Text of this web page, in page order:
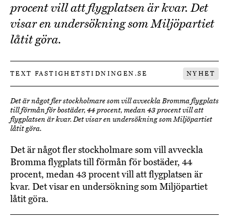
procent vill att flygplatsen är kvar. Det
visar en undersökning som Miljöpartiet
låtit göra.
TEXT FASTIGHETSTIDNINGEN.SE NYHET
Det är något fler stockholmare som vill avveckla Bromma flygplats
till förmån för bostäder, 44 procent, medan 43 procent vill att
flygplatsen är kvar. Det visar en undersökning som Miljöpartiet
låtit göra.
Det är något fler stockholmare som vill avveckla
Bromma flygplats till förmån för bostäder, 44
procent, medan 43 procent vill att flygplatsen är
kvar. Det visar en undersökning som Miljöpartiet
låtit göra.